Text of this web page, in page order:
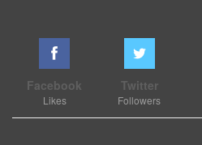
Facebook
Likes
Twitter
Followers